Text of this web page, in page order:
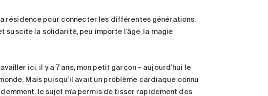
résidence pour connecter les différentes générations.
suscite la solidarité, peu importe l’âge, la magie
ici, il y a 7 ans, mon petit garçon – aujourd’hui le
Mais puisqu’il avait un problème cardiaque connu
le sujet m’a permis de tisser rapidement des